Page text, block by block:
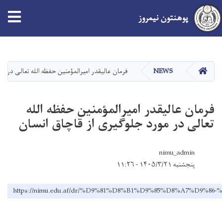
main
content
پوهنتون نیمروز
صفحه اصلیNEWS فرمان عالیقدر امیرالمؤمنین حفظه الله تعالی
فرمان عالیقدر امیرالمؤمنین حفظه الله
تعالی در مورد جلوگیری از قاچاق انسان
nimu_admin
پنجشنبه ۱۴۰۵/۳/۲۱ - ۱۱:۲۶
https://nimu.edu.af/dr/